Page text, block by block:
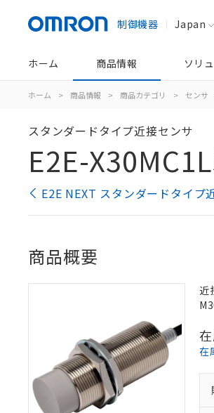
制御機器 Japan
ホーム 商品情報 ソリ
ホーム > 商品情報 > 商品カテゴリ > センサ
スタンダードタイプ近接センサ
E2E-
E2E NEXT スタンダードタイプ
商品概要
近
在